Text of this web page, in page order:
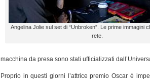
Angelina Jolie sul set di “Unbroken”. Le prime immagini
rete.
macchina da presa sono stati ufficializzati
Proprio in questi giorni l’attrice premio Oscar è